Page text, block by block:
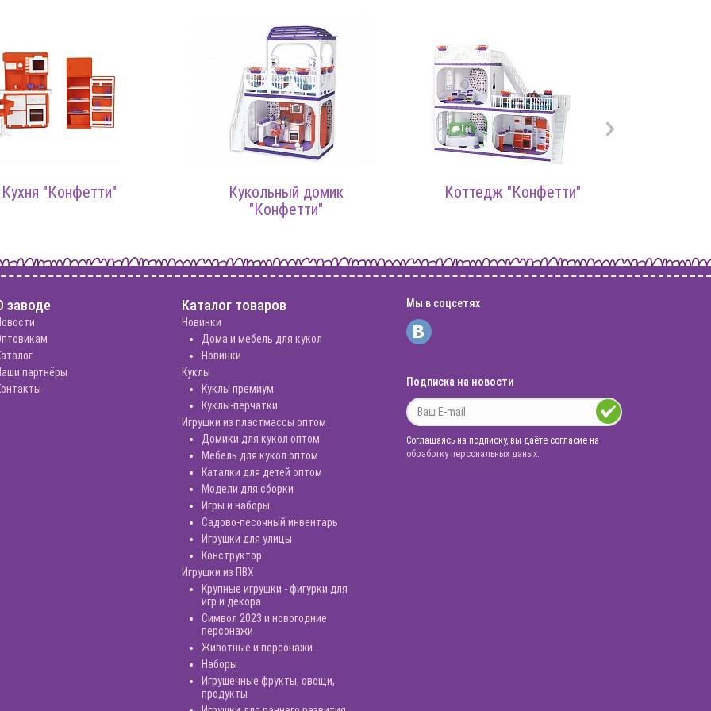
Кухня "Конфетти"
Кукольный домик
"Конфетти"
Коттедж "Конфетти"
Мы в соцсетях
Подписка на новости
Соглашаясь на подписку, вы даёте согласие на
обработку персональных даных.
заводе
партнёры
Каталог товаров
Новинки
Дома и мебель для кукол
Новинки
Куклы
Куклы премиум
Куклы-перчатки
Игрушки из пластмассы оптом
Домики для кукол оптом
Мебель для кукол оптом
Каталки для детей оптом
Модели для сборки
Игры и наборы
Садово-песочный инвентарь
Игрушки для улицы
Конструктор
Игрушки из ПВХ
Крупные игрушки - фигурки для
игр и декора
Символ 2023 и новогодние
персонажи
Животные и персонажи
Наборы
Игрушечные фрукты, овощи,
продукты